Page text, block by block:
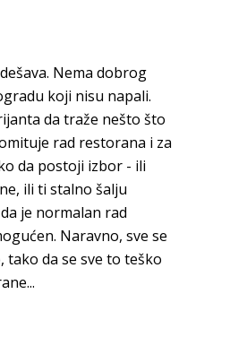
Nema dobrog
koji nisu napali.
da traže nešto što
rad restorana i za
da postoji izbor - ili
ili ti stalno šalju
je normalan rad
Naravno, sve se
tako da se sve to teško